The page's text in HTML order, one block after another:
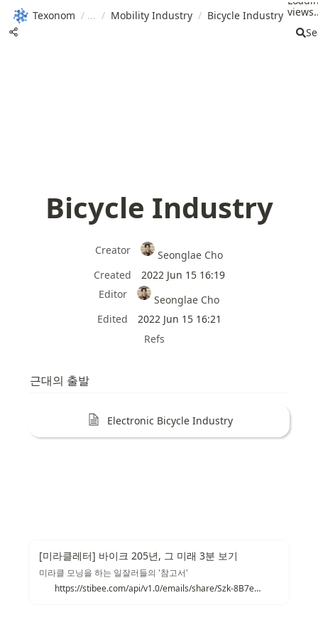
Texonom / / Mobility Industry / Bicycle Industry
Bicycle Industry
Creator
Seonglae Cho
Created
2022 Jun 15 16:19
Editor
Seonglae Cho
Edited
2022 Jun 15 16:21
Refs
근대의 출발
Electronic Bicycle Industry
[미라클레터] 바이크 205년, 그 미래 3분 보기
미라클 모닝을 하는 일잘러들의 '참고서'
https://stibee.com/api/v1.0/emails/share/Szk-8B7emUpBE60Ts5esILMR0PK9ykg=